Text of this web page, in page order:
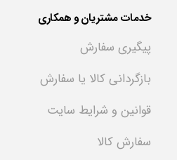
خدمات مشتریان و همکاری
پیگیری سفارش
بازگردانی کالا یا سفارش
قوانین و شرایط سایت
سفارش کالا